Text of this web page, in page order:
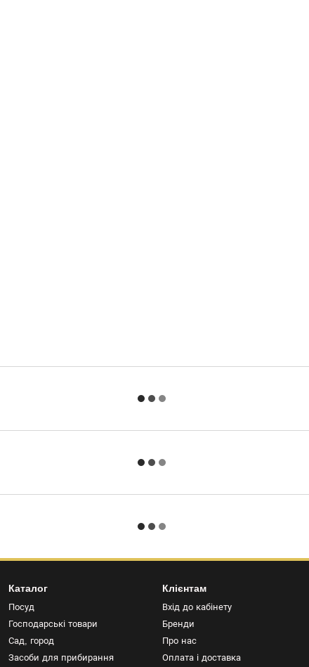
Каталог
Посуд
Господарські товари
Сад, город
Засоби для прибирання
Клієнтам
Вхід до кабінету
Бренди
Про нас
Оплата і доставка